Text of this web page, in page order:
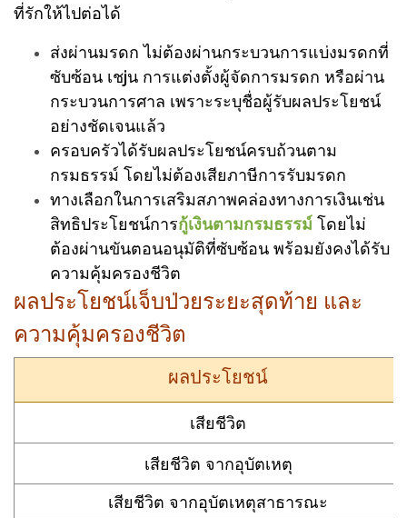
ที่รักให้ไปต่อได้
ส่งผ่านมรดก ไม่ต้องผ่านกระบวนการแบ่งมรดกที่
ซับซ้อน เชjน การแต่งตั้งผู้จัดการมรดก หรือผ่าน
กระบวนการศาล เพราะระบุชื่อผู้รับผลประโยชน์
อย่างชัดเจนแล้ว
ครอบครัวได้รับผลประโยชน์ครบถ้วนตาม
กรมธรรม์ โดยไม่ต้องเสียภาษีการรับมรดก
ทางเลือกในการเสริมสภาพคล่องทางการเงินเช่น
สิทธิประโยชน์การกู้เงินตามกรมธรรม์ โดยไม่
ต้องผ่านขันตอนอนุมัติที่ซับซ้อน พร้อมยังคงได้รับ
ความคุ้มครองชีวิต
ผลประโยชน์เจ็บป่วยระยะสุดท้าย และ
ความคุ้มครองชีวิต
ผลประโยชน์
เสียชีวิต
เสียชีวิต จากอุบัตเหตุ
เสียชีวิต จากอุบัตเหตุสาธารณะ